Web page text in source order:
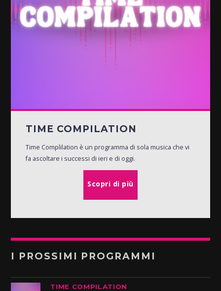
TIME COMPILATION
Time Complilation è un programma di sola musica che vi
fa ascoltare i successi di ieri e di oggi.
Scopri di più
I PROSSIMI PROGRAMMI
TIME COMPILATION